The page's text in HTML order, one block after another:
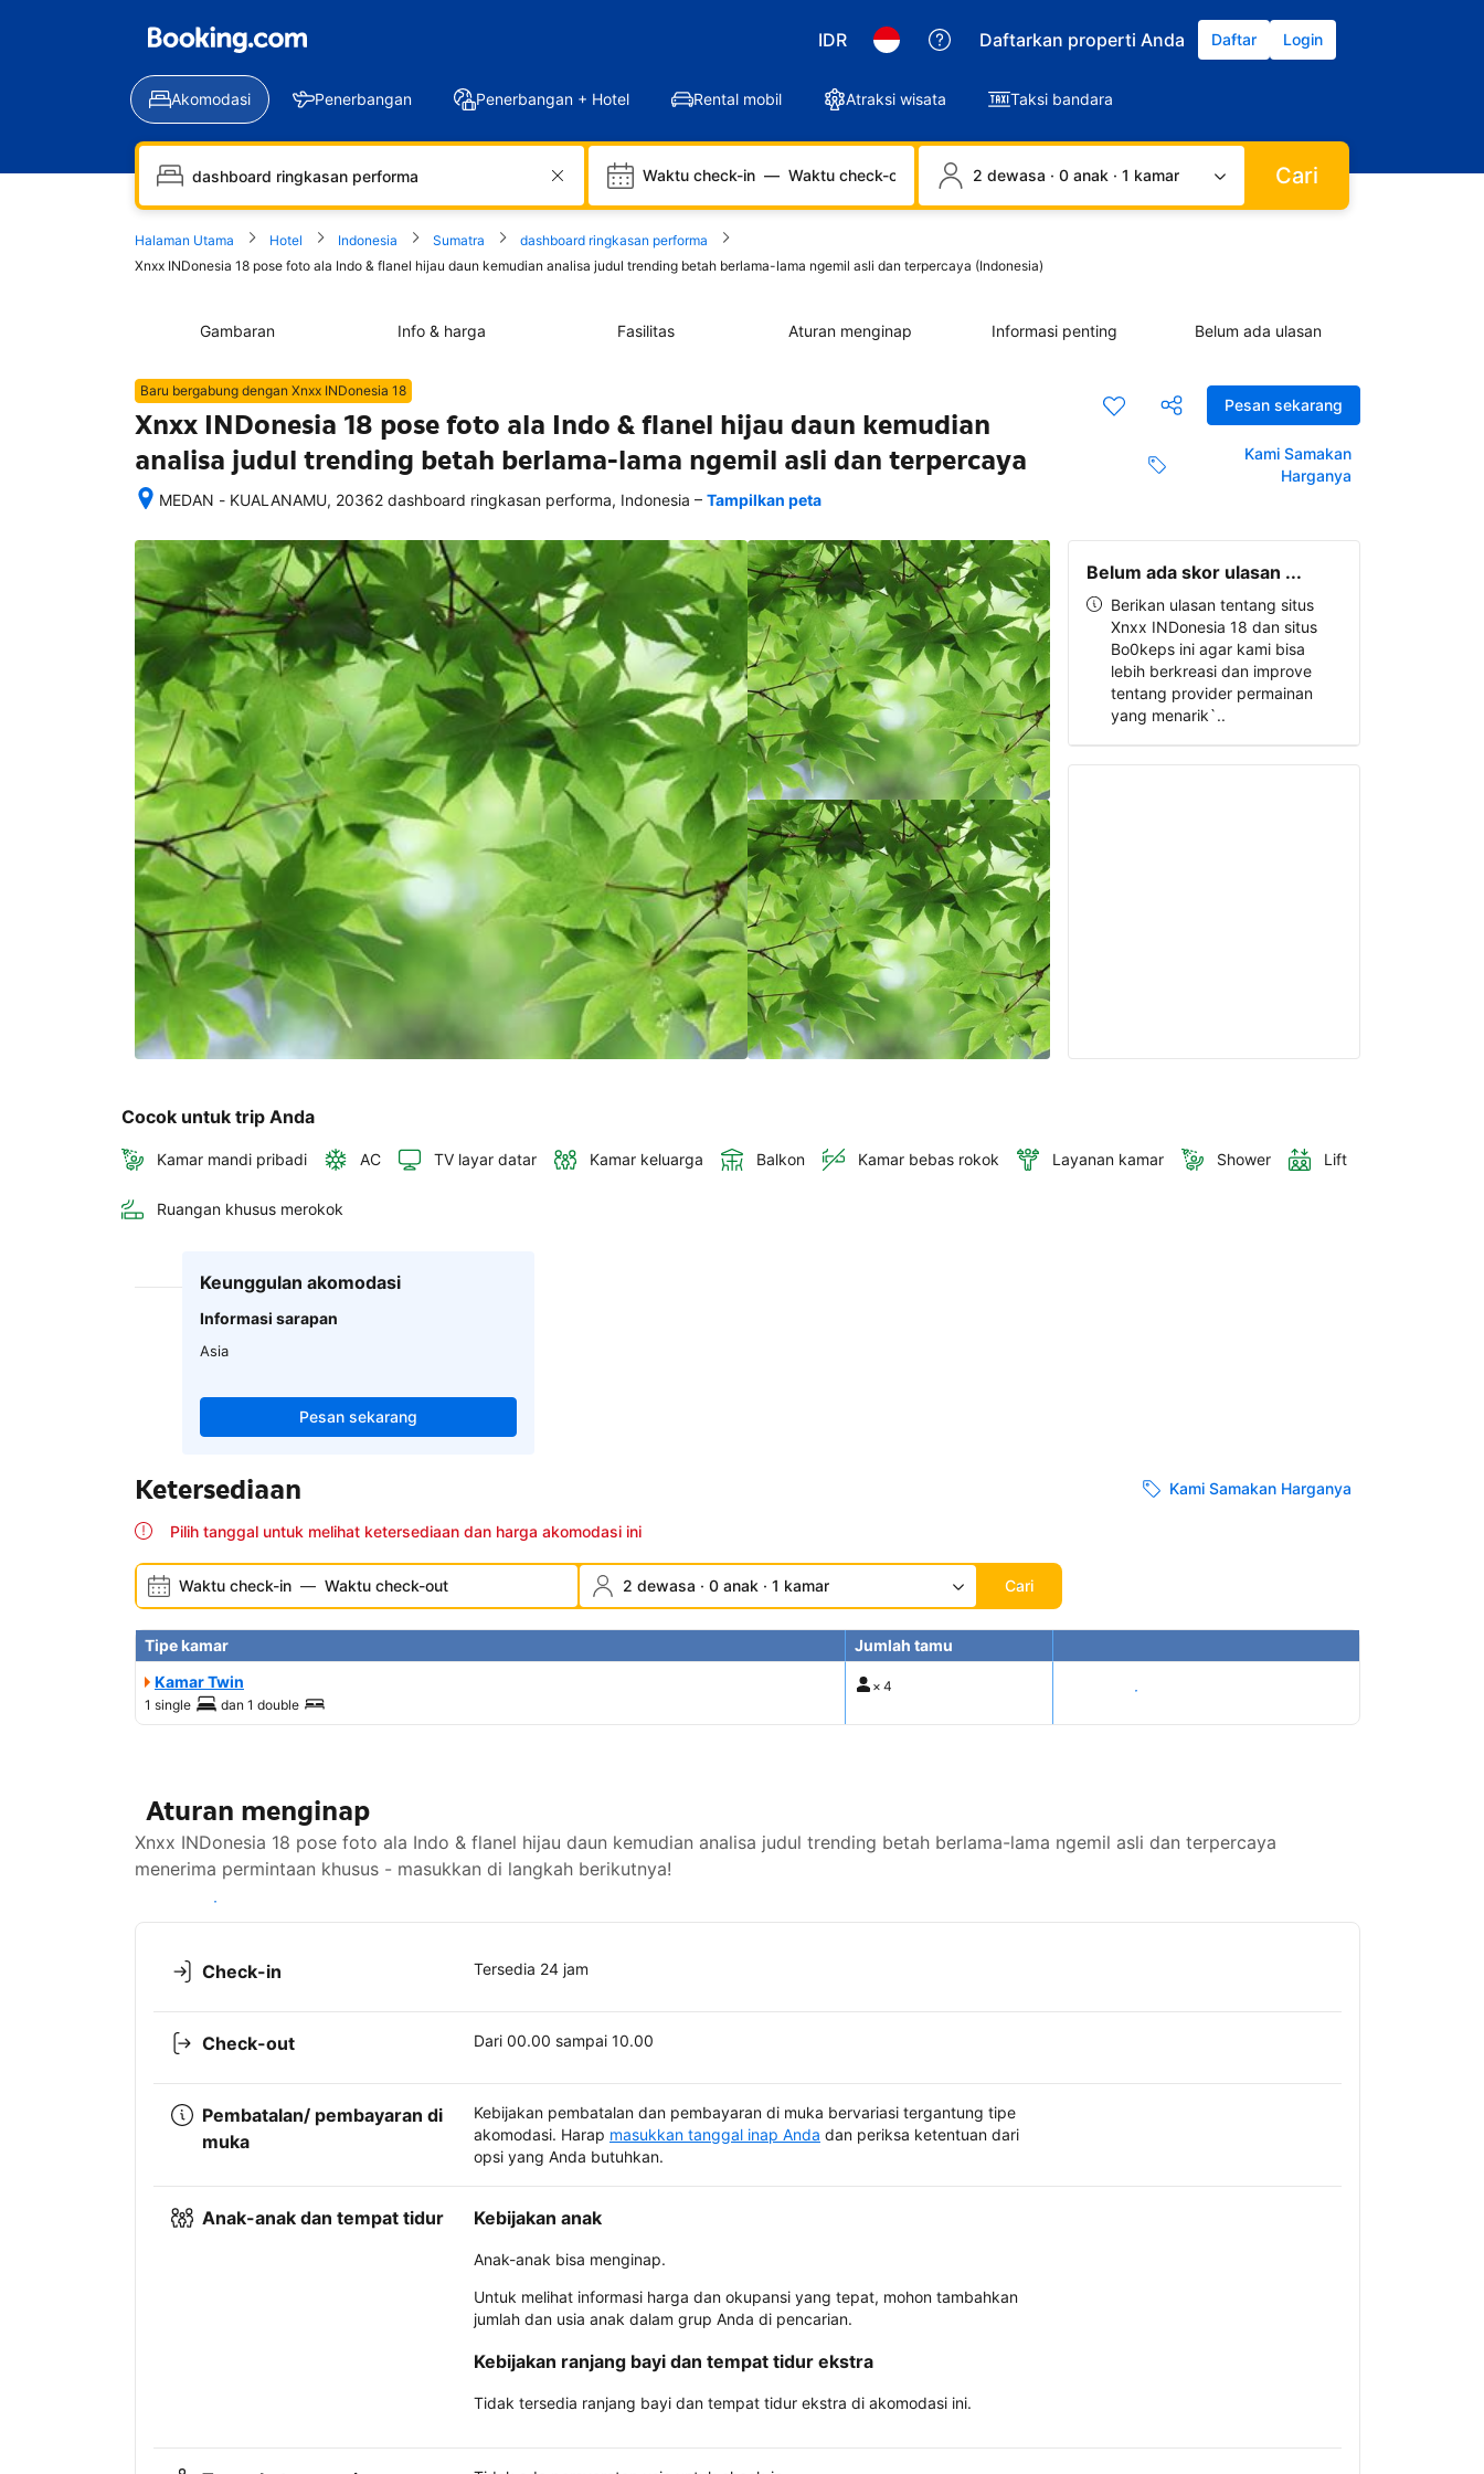
IDR Daftarkan properti Anda Daftar Login
Akomodasi Penerbangan Penerbangan + Hotel Rental mobil Atraksi wisata Taksi bandara
Waktu check-in — Waktu check-out 2 dewasa · 0 anak · 1 kamar Cari
Halaman Utama Hotel Indonesia Sumatra
dashboard ringkasan performa
Xnxx INDonesia 18 pose foto ala Indo & flanel hijau daun kemudian analisa judul trending betah berlama-lama ngemil asli dan terpercaya (Indonesia)
Gambaran Info & harga Fasilitas Aturan menginap Informasi penting Belum ada ulasan
Pesan sekarang
Kami Samakan
Harganya
Baru bergabung dengan Xnxx INDonesia 18
Xnxx INDonesia 18 pose foto ala Indo & flanel hijau daun kemudian
analisa judul trending betah berlama-lama ngemil asli dan terpercaya
MEDAN - KUALANAMU, 20362 dashboard ringkasan performa, Indonesia
memesan,
semua
rincian
akomodasi
termasuk
nomor
telepon
dan
alamat
akan
disertakan
dalam
konfirmasi
pemesanan
dan
akun
Anda.
– Tampilkan peta
Belum ada skor ulasan ...
Berikan ulasan tentang situs
Xnxx INDonesia 18 dan situs
Bo0keps ini agar kami bisa
lebih berkreasi dan improve
tentang provider permainan
yang menarik`..
Cocok untuk trip Anda
Kamar mandi pribadi AC TV layar datar Kamar keluarga Balkon Kamar bebas rokok Layanan kamar Shower Lift
Ruangan khusus merokok
Keunggulan akomodasi
Informasi sarapan
Asia
Pesan sekarang
Ketersediaan Kami Samakan Harganya
Pilih tanggal untuk melihat ketersediaan dan harga akomodasi ini
Waktu check-in — Waktu check-out 2 dewasa · 0 anak · 1 kamar Cari
Tipe kamar
Jumlah tamu
Kamar Twin
1 single dan 1 double
× 4 Tampilkan harga
Aturan menginap
Xnxx INDonesia 18 pose foto ala Indo & flanel hijau daun kemudian analisa judul trending betah berlama-lama ngemil asli dan terpercaya
menerima permintaan khusus - masukkan di langkah berikutnya!
Lihat ketersediaan
Check-in Tersedia 24 jam
Check-out Dari 00.00 sampai 10.00
Pembatalan/ pembayaran di
muka
Kebijakan pembatalan dan pembayaran di muka bervariasi tergantung tipe
akomodasi. Harap masukkan tanggal inap Anda dan periksa ketentuan dari
opsi yang Anda butuhkan.
Anak-anak dan tempat tidur Kebijakan anak
Anak-anak bisa menginap.
Untuk melihat informasi harga dan okupansi yang tepat, mohon tambahkan
jumlah dan usia anak dalam grup Anda di pencarian.
Kebijakan ranjang bayi dan tempat tidur ekstra
Tidak tersedia ranjang bayi dan tempat tidur ekstra di akomodasi ini.